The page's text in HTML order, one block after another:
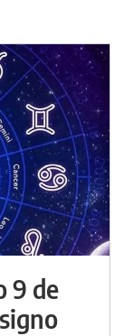
9 de